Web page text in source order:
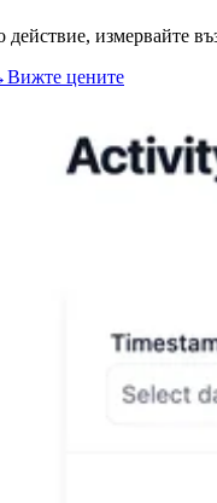
действие, измервайте
Вижте цените